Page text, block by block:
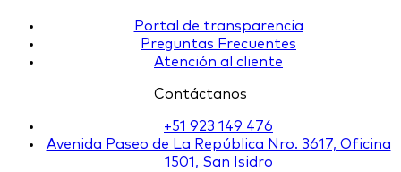
Portal de transparencia
Preguntas Frecuentes
Atención al cliente
Contáctanos
+51 923 149 476
Avenida Paseo de La República Nro. 3617, Oficina
1501, San Isidro